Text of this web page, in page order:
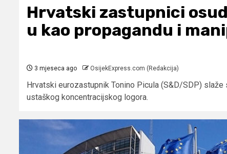
Hrvatski zastupnici
u kao propagandu i
3 mjeseca ago OsijekExpress.com (Redakcija)
Hrvatski eurozastupnik Tonino Picula (S&D/SDP)
ustaškog koncentracijskog logora.